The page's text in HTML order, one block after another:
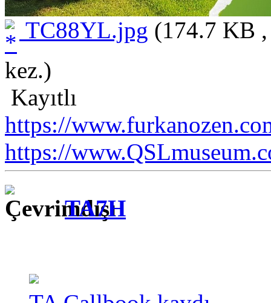
TC88YL.jpg (174.7 KB
kez.)
Kayıtlı
https://
https://
TA7H